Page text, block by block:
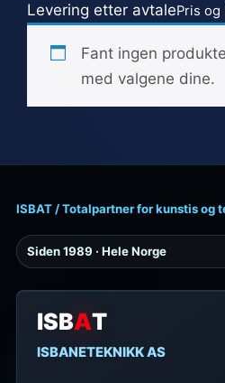
Levering etter avtalePris og
Fant ingen
med valgene dine.
ISBAT / Totalpartner for kunstis og
Siden 1989 · Hele Norge
ISBAT
ISBANETEKNIKK AS